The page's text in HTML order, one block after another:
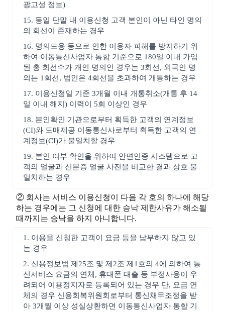
광고성 정보)
15. 동일 단말 내 이용신청 고객 본인이 아닌 타인 명의
의 회선이 존재하는 경우
16. 명의도용 등으로 인한 이용자 피해를 방지하기 위
하여 이동통신사업자 통합 기준으로 180일 이내 가입
된 총 회선수가 개인 명의인 경우는 3회선, 외국인 명
의는 1회선, 법인은 4회선을 초과하여 개통하는 경우
17. 이용신청일 기준 3개월 이내 개통취소(개통 후 14
일 이내 해지) 이력이 5회 이상인 경우
18. 본인확인 기관으로부터 획득한 고객의 연계정보
(CI)와 도매제공 이동통신사로부터 획득한 고객의 연
계정보(CI)가 불일치할 경우
19. 본인 여부 확인을 위하여 안면인증 시스템으로 고
객의 얼굴과 신분증 얼굴 사진을 비교한 결과 상호 불
일치하는 경우
② 회사는 서비스 이용신청이 다음 각 호의 하나에 해당
하는 경우에는 그 신청에 대한 승낙 제한사유가 해소될
때까지는 승낙을 하지 아니합니다.
1. 이용을 신청한 고객이 요금 등을 납부하지 않고 있
는 경우
2. 신용정보법 제25조 및 제2조 제1호의 4에 의하여 통
신서비스 요금의 연체, 휴대폰 대출 등 부정사용이 우
려되어 이용정지자로 등록되어 있는 경우 단, 요금 연
체의 경우 신용회복위원회로부터 통신채무조정을 받
아 3개월 이상 성실상환하면 이동통신사업자 통합 기